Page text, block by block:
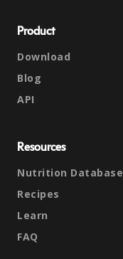
Product
Download
Blog
API
Resources
Nutrition Database
Recipes
Learn
FAQ